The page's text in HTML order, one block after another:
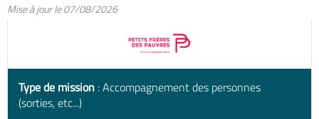
Mise à jour le 07/08/2026
Type de mission : Accompagnement des personnes
(sorties, etc...)